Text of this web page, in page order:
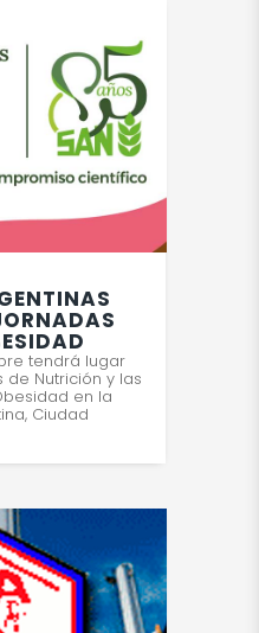
tendrá lugar
de Nutrición y las
en la
Ciudad